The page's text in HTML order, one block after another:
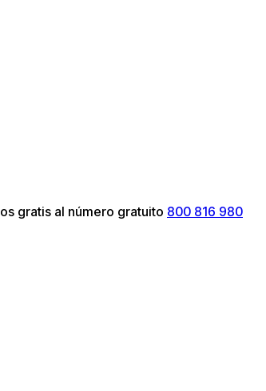
gratis al número gratuito 800 816 980